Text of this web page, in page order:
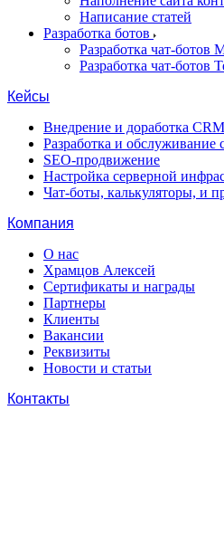
Написание статей
Разработка ботов
Разработка чат-ботов
Разработка чат-ботов
Кейсы
Внедрение и доработка CRM
Разработка и обслуживание
SEO-продвижение
Настройка серверной
Чат-боты, калькуляторы, и
Компания
О нас
Храмцов Алексей
Сертификаты и награды
Партнеры
Клиенты
Вакансии
Реквизиты
Новости и статьи
Контакты